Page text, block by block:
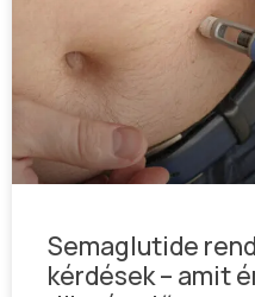
Semaglutide
kérdések – amit